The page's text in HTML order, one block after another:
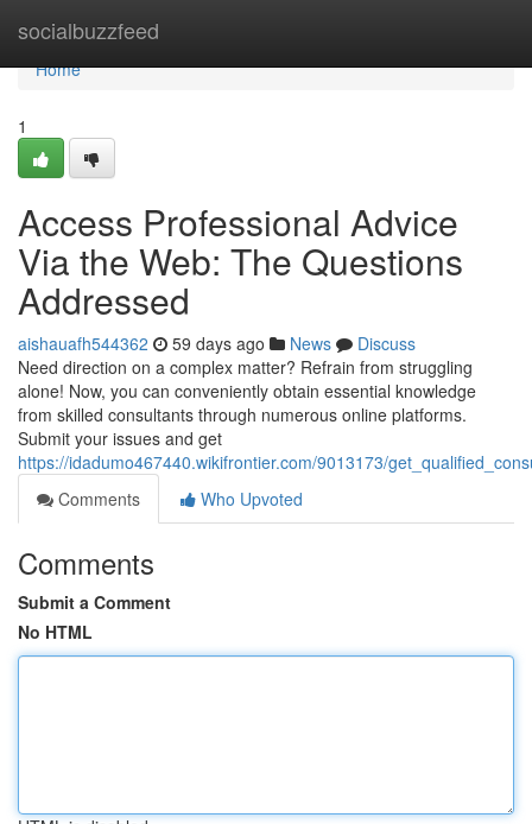
socialbuzzfeed
Home
Home
1
Access Professional Advice
Via the Web: The Questions
Addressed
aishauafh544362 59 days ago News
Discuss
Need direction on a complex matter? Refrain from struggling
alone! Now, you can conveniently obtain essential knowledge
from skilled consultants through numerous online platforms.
Submit your issues and get
https://idadumo467440.wikifrontier.com/9013173/
Comments
Who Upvoted
Comments
Submit a Comment
No HTML